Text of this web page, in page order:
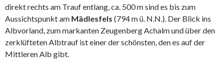
direkt rechts am Trauf entlang, ca. 500 m sind es bis zum
Aussichtspunkt am Mädlesfels (794 m ü. N.N.). Der Blick ins
Albvorland, zum markanten Zeugenberg Achalm und über den
zerklüfteten Albtrauf ist einer der schönsten, den es auf der
Mittleren Alb gibt.